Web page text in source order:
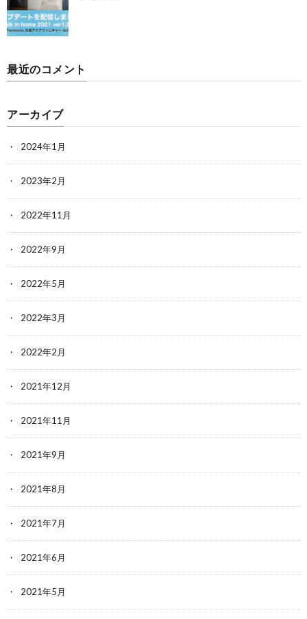
最近のコメント
アーカイブ
2024年1月
2023年2月
2022年11月
2022年9月
2022年5月
2022年3月
2022年2月
2021年12月
2021年11月
2021年9月
2021年8月
2021年7月
2021年6月
2021年5月